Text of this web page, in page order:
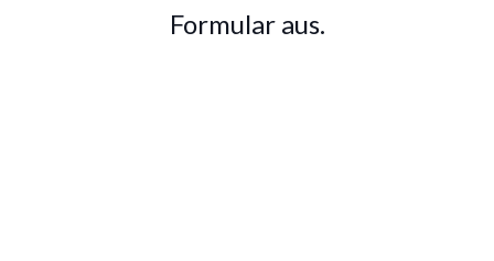
Formular aus.